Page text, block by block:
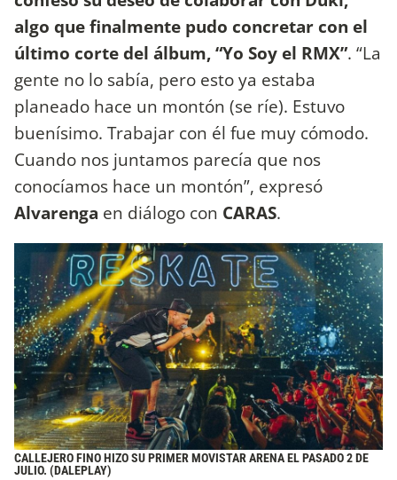
algo que finalmente pudo concretar con el
último corte del álbum, “Yo Soy el RMX”. “La
gente no lo sabía, pero esto ya estaba
planeado hace un montón (se ríe). Estuvo
buenísimo. Trabajar con él fue muy cómodo.
Cuando nos juntamos parecía que nos
conocíamos hace un montón”, expresó
Alvarenga en diálogo con CARAS.
CALLEJERO FINO HIZO SU PRIMER MOVISTAR ARENA EL PASADO 2 DE
JULIO. (DALEPLAY)